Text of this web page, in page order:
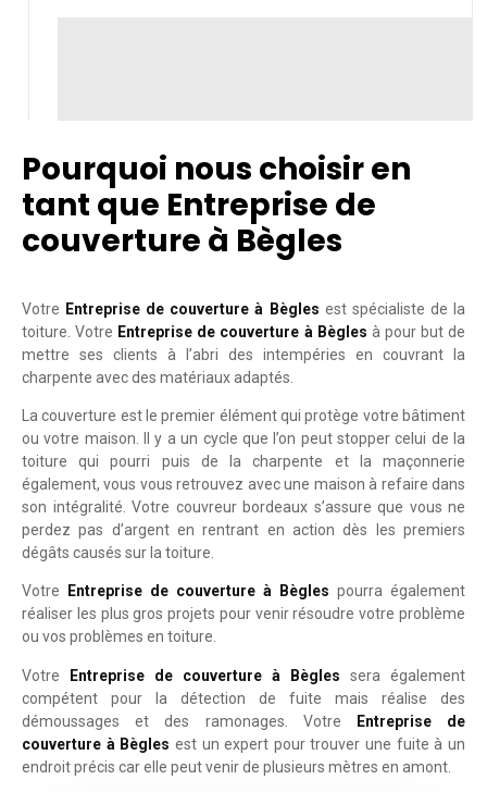
Pourquoi nous choisir en
tant que Entreprise de
couverture à Bègles
Votre Entreprise de couverture à Bègles est spécialiste de la
toiture. Votre Entreprise de couverture à Bègles à pour but de
mettre ses clients à l’abri des intempéries en couvrant la
charpente avec des matériaux adaptés.
La couverture est le premier élément qui protège votre bâtiment
ou votre maison. Il y a un cycle que l’on peut stopper celui de la
toiture qui pourri puis de la charpente et la maçonnerie
également, vous vous retrouvez avec une maison à refaire dans
son intégralité. Votre couvreur bordeaux s’assure que vous ne
perdez pas d’argent en rentrant en action dès les premiers
dégâts causés sur la toiture.
Votre Entreprise de couverture à Bègles pourra également
réaliser les plus gros projets pour venir résoudre votre problème
ou vos problèmes en toiture.
Votre Entreprise de couverture à Bègles sera également
compétent pour la détection de fuite mais réalise des
démoussages et des ramonages. Votre
Entreprise de
couverture à Bègles est un expert pour trouver une fuite à un
endroit précis car elle peut venir de plusieurs mètres en amont.